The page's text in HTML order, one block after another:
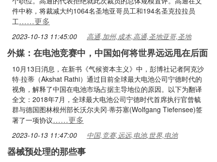
件中称，将裁减大约1064名圣地亚哥员工和194名圣克拉拉员
工……更多
2023-10-13 11:45:00 高通,加州,成本,高通,圣地亚哥,圣地
外媒：在电池竞赛中，中国如何将世界远远甩在后面
10月13日消息，在新书《气候资本主义》中，彭博社记者阿克沙
特·拉蒂（Akshat Rathi）通过目前全球最大电池公司宁德时代的
视角，解释了中国在电池市场占据主导地位的原因。以下为翻译
全文：2018年7月，全球最大电池公司宁德时代首席执行官曾毓
群与德国图林根州部长沃尔夫冈·蒂芬塞(Wolfgang Tiefensee)签
署了一项协议……更多
2023-10-13 11:47:00 中国,竞赛,远远,电池,世界,电池
器械预处理的那些事